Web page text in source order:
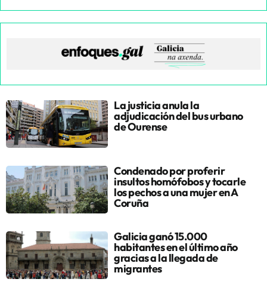
La justicia anula la
adjudicación del bus urbano
de Ourense
Condenado por proferir
insultos homófobos y tocarle
los pechos a una mujer en A
Coruña
Galicia ganó 15.000
habitantes en el último año
gracias a la llegada de
migrantes